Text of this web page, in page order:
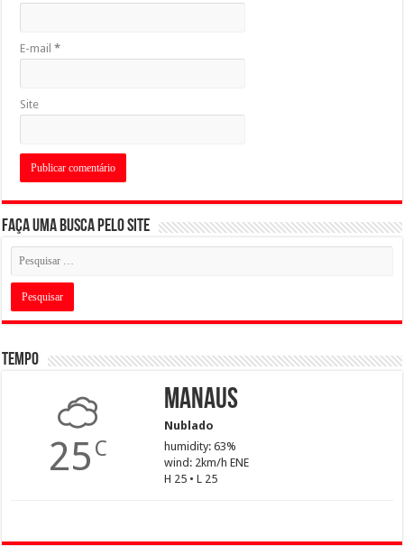
E-mail*
Site
Faça uma busca pelo Site
Tempo
25 C
Manaus
Nublado
humidity: 63%
wind: 2km/h ENE
H 25 • L 25